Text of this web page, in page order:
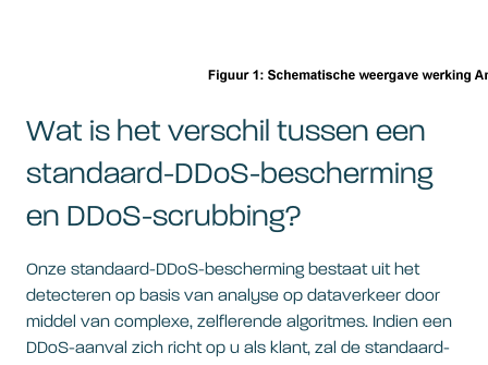
Wat is het verschil tussen een
standaard-DDoS-bescherming
en DDoS-scrubbing?
Onze standaard-DDoS-bescherming bestaat uit het
detecteren op basis van analyse op dataverkeer door
middel van complexe, zelflerende algoritmes. Indien een
DDoS-aanval zich richt op u als klant, zal de standaard-